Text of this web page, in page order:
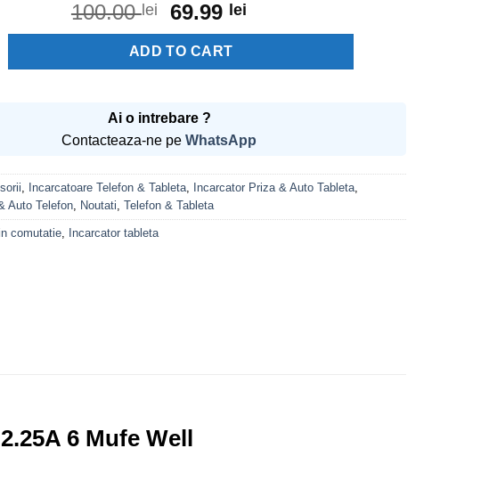
100.00lei
Original
price
was:
100.00 lei.
69.99 lei
price
69.99 lei.
Universal in Comutatie 3V-15V 9 voltaje 2.25A 6 Mufe Well 2250mA quantity
ADD TO CART
Ai o intrebare ?
Contacteaza-ne pe WhatsApp
Incarcatoare Telefon & Tableta Incarcator Priza & Auto Tableta
Auto Telefon
Noutati Telefon & Tableta
comutatie Incarcator tableta
6 Mufe Well